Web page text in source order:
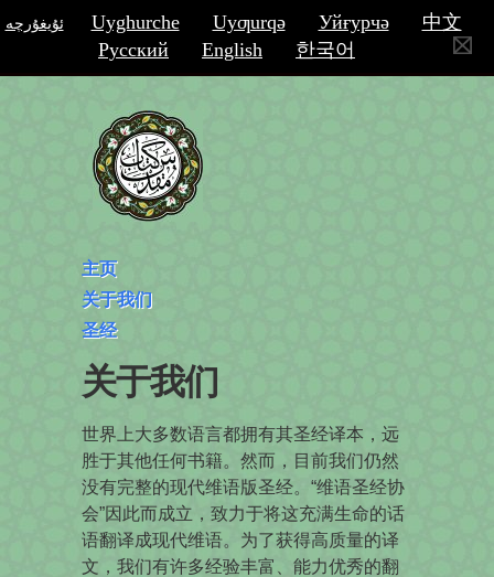
ئۇيغۇرچە Uyghurche Uyƣurqә Уйғурчә
中文
Русский
English 한국어
主页
关于我们
圣经
关于我们
世界上大多数语言都拥有其圣经译本，远
胜于其他任何书籍。然而，目前我们仍然
没有完整的现代维语版圣经。“维语圣经协
会”因此而成立，致力于将这充满生命的话
语翻译成现代维语。为了获得高质量的译
文，我们有许多经验丰富、能力优秀的翻